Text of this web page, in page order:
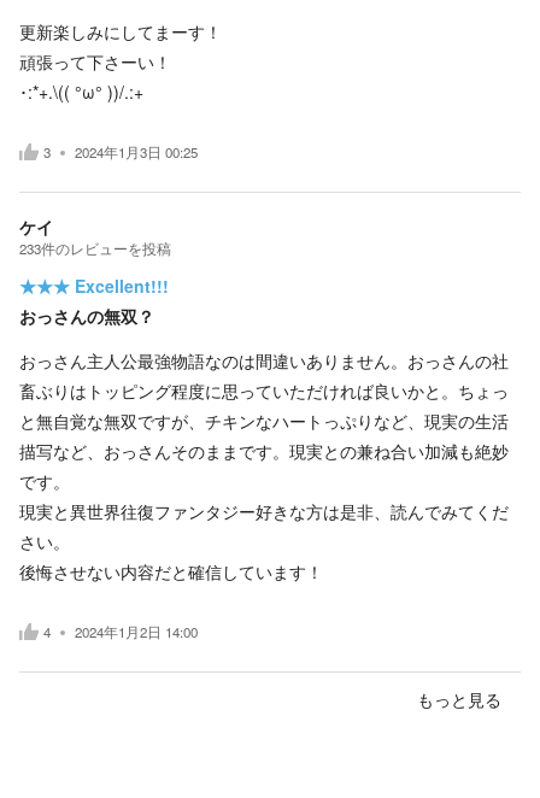
更新楽しみにしてまーす！
頑張って下さーい！
･:*+.\(( °ω° ))/.:+
3 2024年1月3日 00:25
ケイ
233件のレビューを投稿
★★★ Excellent!!!
おっさんの無双？
おっさん主人公最強物語なのは間違いありません。おっさんの社
畜ぶりはトッピング程度に思っていただければ良いかと。ちょっ
と無自覚な無双ですが、チキンなハートっぷりなど、現実の生活
描写など、おっさんそのままです。現実との兼ね合い加減も絶妙
です。
現実と異世界往復ファンタジー好きな方は是非、読んでみてくだ
さい。
後悔させない内容だと確信しています！
4 2024年1月2日 14:00
もっと見る